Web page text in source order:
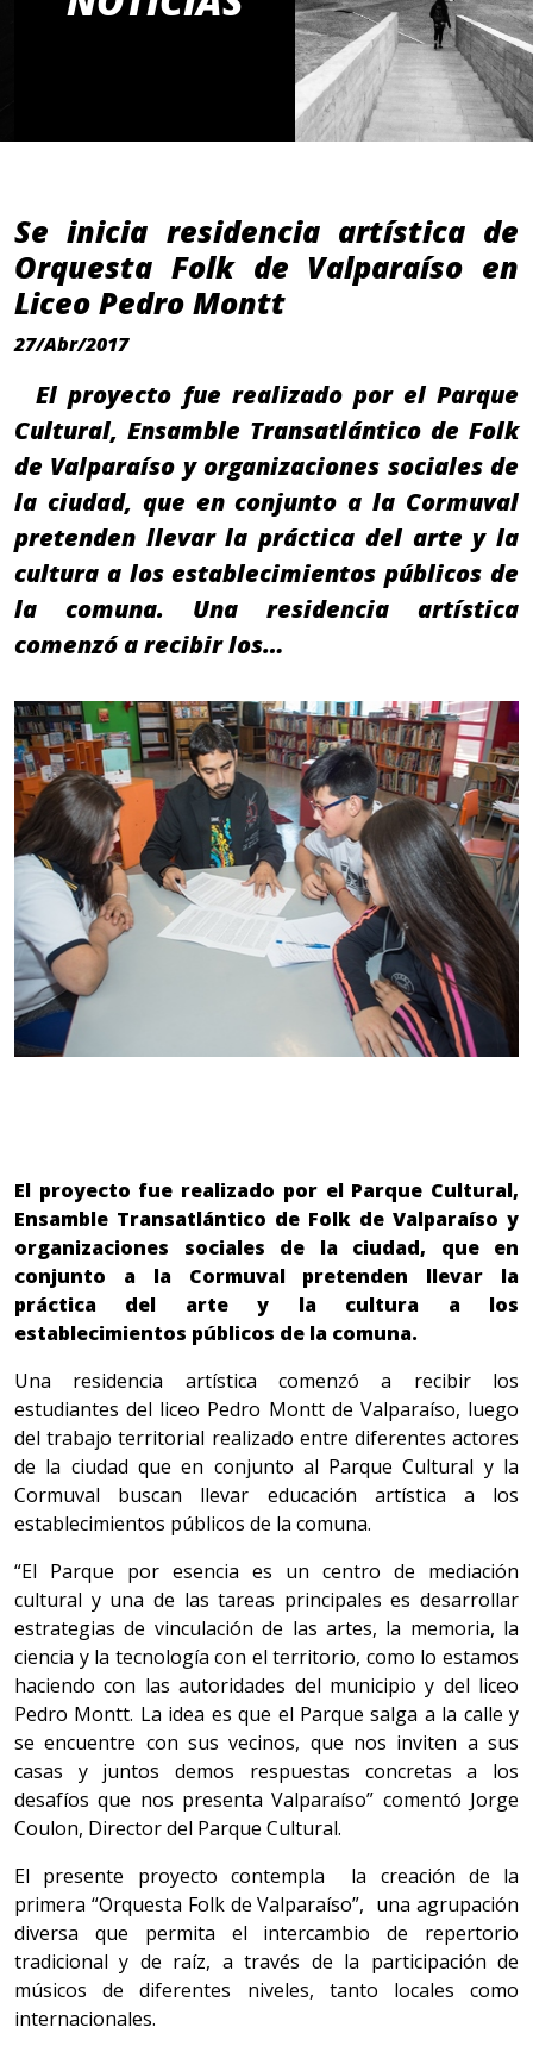
Se inicia residencia artística de
Orquesta Folk de Valparaíso en
Liceo Pedro Montt
27/Abr/2017
El proyecto fue realizado por el Parque
Cultural, Ensamble Transatlántico de Folk
de Valparaíso y organizaciones sociales de
la ciudad, que en conjunto a la Cormuval
pretenden llevar la práctica del arte y la
cultura a los establecimientos públicos de
la comuna. Una residencia artística
comenzó a recibir los…
El proyecto fue realizado por el Parque Cultural,
Ensamble Transatlántico de Folk de Valparaíso y
organizaciones sociales de la ciudad, que en
conjunto a la Cormuval pretenden llevar la
práctica del arte y la cultura a los
establecimientos públicos de la comuna.
Una residencia artística comenzó a recibir los
estudiantes del liceo Pedro Montt de Valparaíso, luego
del trabajo territorial realizado entre diferentes actores
de la ciudad que en conjunto al Parque Cultural y la
Cormuval buscan llevar educación artística a los
establecimientos públicos de la comuna.
“El Parque por esencia es un centro de mediación
cultural y una de las tareas principales es desarrollar
estrategias de vinculación de las artes, la memoria, la
ciencia y la tecnología con el territorio, como lo estamos
haciendo con las autoridades del municipio y del liceo
Pedro Montt. La idea es que el Parque salga a la calle y
se encuentre con sus vecinos, que nos inviten a sus
casas y juntos demos respuestas concretas a los
desafíos que nos presenta Valparaíso” comentó Jorge
Coulon, Director del Parque Cultural.
El presente proyecto contempla la creación de la
primera “Orquesta Folk de Valparaíso”, una agrupación
diversa que permita el intercambio de repertorio
tradicional y de raíz, a través de la participación de
músicos de diferentes niveles, tanto locales como
internacionales.